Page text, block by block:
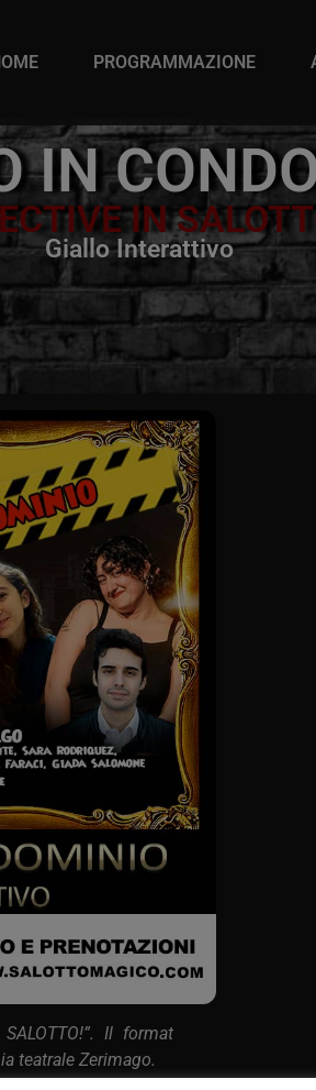
PROGRAMMAZIONE
IN
IN
Giallo Interattivo
Il format
teatrale Zerimago.